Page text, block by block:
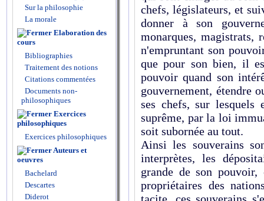
Sur la philosophie
La morale
Elaboration des
cours
Bibliographies
Traitement des notions
Citations commentées
Documents non-
philosophiques
Exercices
philosophiques
Exercices philosophiques
Auteurs et
oeuvres
Bachelard
Descartes
Diderot
chefs, législateurs, et
donner à son
monarques, magistrats,
n'empruntant son
que pour son bien, il
pouvoir quand son
gouvernement, étendre
ses chefs, sur lesquels
suprême, par la loi
soit subornée au tout.
Ainsi les souverains
interprètes, les
grande de son
propriétaires des